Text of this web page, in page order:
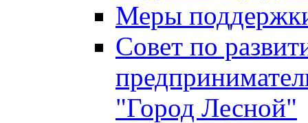
Меры
Совет по
"Город Лесной"